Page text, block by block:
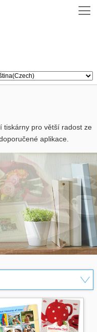
tiskárny pro větší radost ze
aplikace.